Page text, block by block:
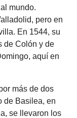
mundo.
pero en
En 1544, su
de Colón y de
aquí en
más de dos
de Basilea, en
se llevaron los